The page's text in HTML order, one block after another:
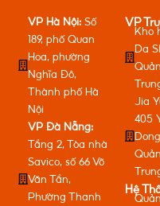
VP Hà Nội: Số
189, phố Quan
Hoa, phường
Nghĩa Đô,
Thành phố Hà
Nội
VP Đà Nẵng:
Tầng 2, Tòa nhà
Savico, số 66 Võ
Văn Tần,
Phường Thanh
VP
Kho
Da
Jia
405
Hệ